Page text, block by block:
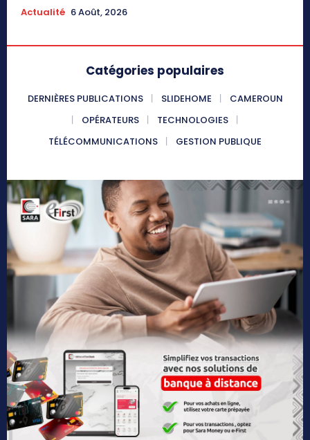
Actualité 6 Août, 2026
Catégories populaires
DERNIÈRES PUBLICATIONS SLIDEHOME
CAMEROUN
OPÉRATEURS
TECHNOLOGIES
TÉLÉCOMMUNICATIONS
GESTION PUBLIQUE